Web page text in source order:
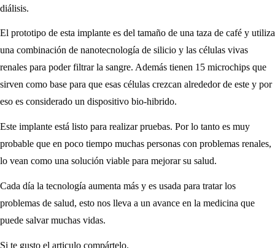
diálisis.
El prototipo de esta implante es del tamaño de una taza de café y utiliza
una combinación de nanotecnología de silicio y las células vivas
renales para poder filtrar la sangre. Además tienen 15 microchips que
sirven como base para que esas células crezcan alrededor de este y por
eso es considerado un dispositivo bio-hibrido.
Este implante está listo para realizar pruebas. Por lo tanto es muy
probable que en poco tiempo muchas personas con problemas renales,
lo vean como una solución viable para mejorar su salud.
Cada día la tecnología aumenta más y es usada para tratar los
problemas de salud, esto nos lleva a un avance en la medicina que
puede salvar muchas vidas.
Si te gusto el articulo compártelo.